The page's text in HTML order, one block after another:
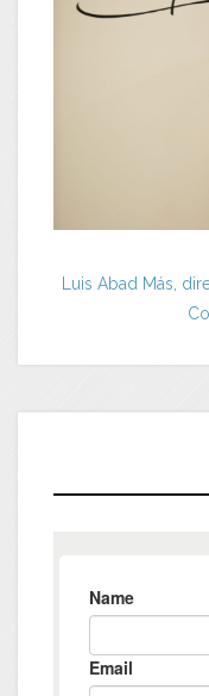
Luis Abad Más,